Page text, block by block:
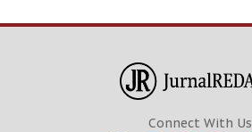
Connect With Us